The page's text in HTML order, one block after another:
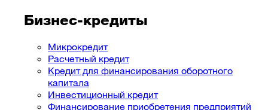
Бизнес-кредиты
Микрокредит
Расчетный кредит
Кредит для финансирования оборотного
капитала
Инвестиционный кредит
Финансирование приобретения предприятий